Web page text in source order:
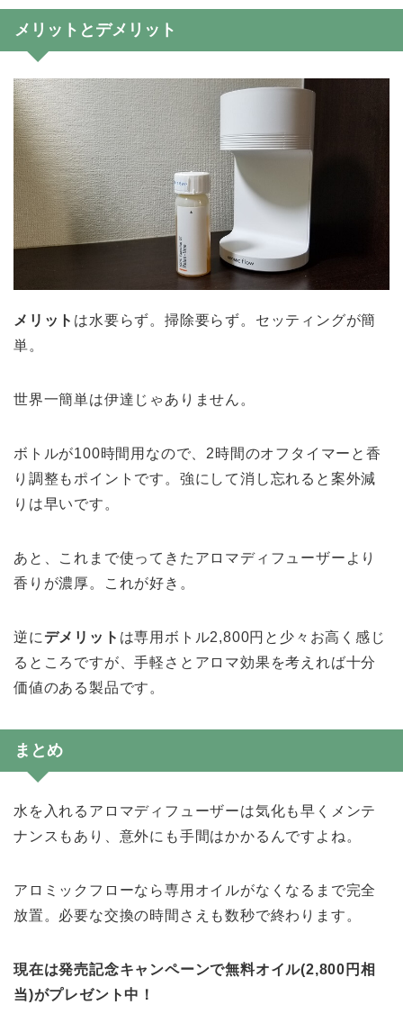
メリットとデメリット
メリット は水要らず。掃除要らず。セッティングが簡
単。
世界一簡単は伊達じゃありません。
ボトルが100時間用なので、2時間のオフタイマーと香
り調整もポイントです。強にして消し忘れると案外減
りは早いです。
あと、これまで使ってきたアロマディフューザーより
香りが濃厚。これが好き。
逆に デメリット は専用ボトル2,800円と少々お高く感じ
るところですが、手軽さとアロマ効果を考えれば十分
価値のある製品です。
まとめ
水を入れるアロマディフューザーは気化も早くメンテ
ナンスもあり、意外にも手間はかかるんですよね。
アロミックフローなら専用オイルがなくなるまで完全
放置。必要な交換の時間さえも数秒で終わります。
現在は発売記念キャンペーンで無料オイル(2,800円相
当)がプレゼント中！